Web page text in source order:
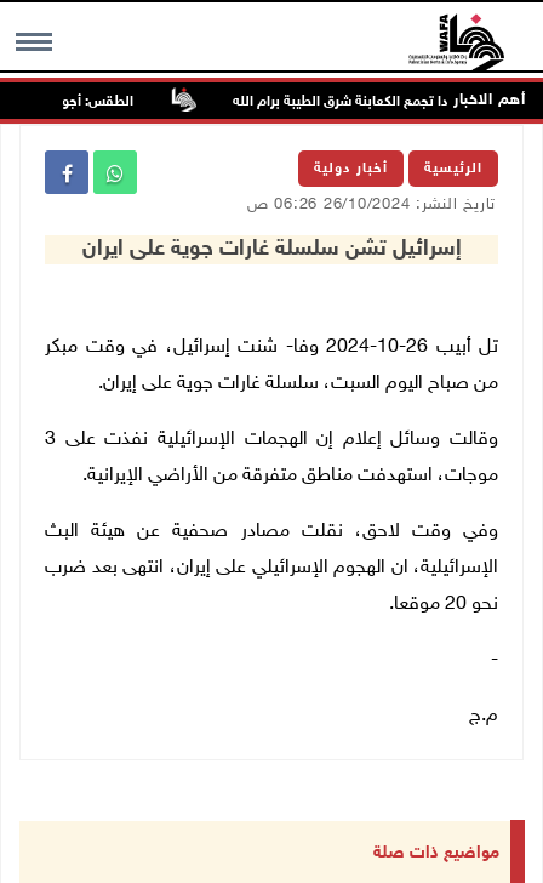
MENU أهم الاخبار
مجددا تجمع الكعابنة شرق الطيبة برام الله الطقس: أجواء صافية
الرئيسية أخبار دولية
تاريخ النشر: 26/10/2024 06:26 ص
إسرائيل تشن سلسلة غارات جوية على ايران
تل أبيب 26-10-2024 وفا- شنت إسرائيل، في وقت مبكر
من صباح اليوم السبت، سلسلة غارات جوية على إيران.
وقالت وسائل إعلام إن الهجمات الإسرائيلية نفذت على 3
موجات، استهدفت مناطق متفرقة من الأراضي الإيرانية.
وفي وقت لاحق، نقلت مصادر صحفية عن هيئة البث
الإسرائيلية، ان الهجوم الإسرائيلي على إيران، انتهى بعد ضرب
نحو 20 موقعا.
-
م.ج
مواضيع ذات صلة